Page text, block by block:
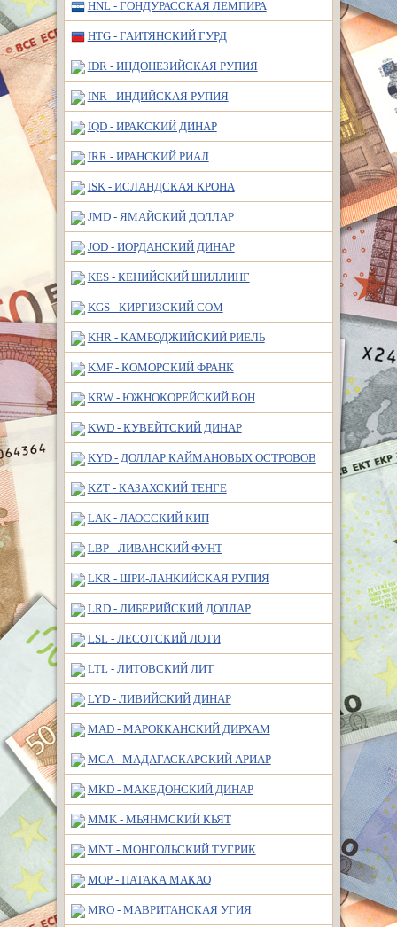
HNL - ГОНДУРАССКАЯ ЛЕМПИРА
HTG - ГАИТЯНСКИЙ ГУРД
IDR - ИНДОНЕЗИЙСКАЯ РУПИЯ
INR - ИНДИЙСКАЯ РУПИЯ
IQD - ИРАКСКИЙ ДИНАР
IRR - ИРАНСКИЙ РИАЛ
ISK - ИСЛАНДСКАЯ КРОНА
JMD - ЯМАЙСКИЙ ДОЛЛАР
JOD - ИОРДАНСКИЙ ДИНАР
KES - КЕНИЙСКИЙ ШИЛЛИНГ
KGS - КИРГИЗСКИЙ СОМ
KHR - КАМБОДЖИЙСКИЙ РИЕЛЬ
KMF - КОМОРСКИЙ ФРАНК
KRW - ЮЖНОКОРЕЙСКИЙ ВОН
KWD - КУВЕЙТСКИЙ ДИНАР
KYD - ДОЛЛАР КАЙМАНОВЫХ ОСТРОВОВ
KZT - КАЗАХСКИЙ ТЕНГЕ
LAK - ЛАОССКИЙ КИП
LBP - ЛИВАНСКИЙ ФУНТ
LKR - ШРИ-ЛАНКИЙСКАЯ РУПИЯ
LRD - ЛИБЕРИЙСКИЙ ДОЛЛАР
LSL - ЛЕСОТСКИЙ ЛОТИ
LTL - ЛИТОВСКИЙ ЛИТ
LYD - ЛИВИЙСКИЙ ДИНАР
MAD - МАРОККАНСКИЙ ДИРХАМ
MGA - МАДАГАСКАРСКИЙ АРИАР
MKD - МАКЕДОНСКИЙ ДИНАР
MMK - МЬЯНМСКИЙ КЬЯТ
MNT - МОНГОЛЬСКИЙ ТУГРИК
MOP - ПАТАКА МАКАО
MRO - МАВРИТАНСКАЯ УГИЯ